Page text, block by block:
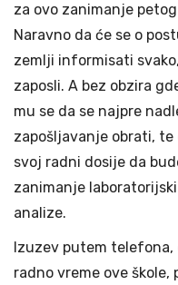
za ovo zanimanje
Naravno da će se o
zemlji informisati
zaposli. A bez obzira
mu se da se najpre
zapošljavanje obrati,
svoj radni dosije da
zanimanje
analize.
Izuzev putem
radno vreme ove